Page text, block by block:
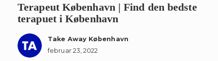
Terapeut København | Find den bedste
terapuet i København
Take Away København
februar 23, 2022